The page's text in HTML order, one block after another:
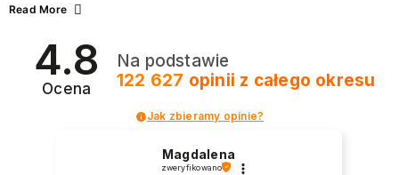
zarówno energetycznych odcieni inspirowanych wakacjami, jak
2026? Znajdź inspirację dla swojego manicure!
Read More
4.8
Ocena
Na podstawie
122 627 opinii z całego okresu
Jak zbieramy opinie?
Magdalena
zweryfikowano